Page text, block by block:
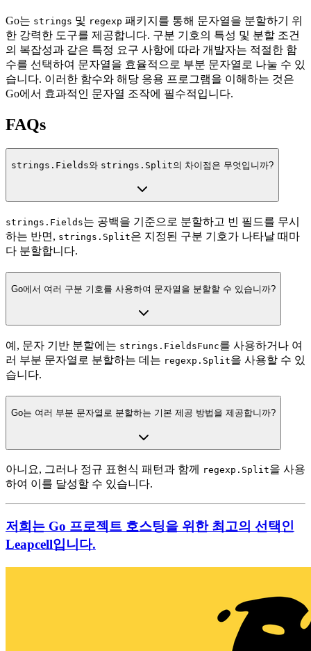
Go는 strings 및 regexp 패키지를 통해 문자열을 분할하기 위
한 강력한 도구를 제공합니다. 구분 기호의 특성 및 분할 조건
의 복잡성과 같은 특정 요구 사항에 따라 개발자는 적절한 함
수를 선택하여 문자열을 효율적으로 부분 문자열로 나눌 수 있
습니다. 이러한 함수와 해당 응용 프로그램을 이해하는 것은
Go에서 효과적인 문자열 조작에 필수적입니다.
FAQs
strings.Fields와 strings.Split의 차이점은 무엇입니까?
strings.Fields는 공백을 기준으로 분할하고 빈 필드를 무시
하는 반면, strings.Split은 지정된 구분 기호가 나타날 때마
다 분할합니다.
Go에서 여러 구분 기호를 사용하여 문자열을 분할할 수 있습니까?
예, 문자 기반 분할에는 strings.FieldsFunc를 사용하거나 여
러 부분 문자열로 분할하는 데는 regexp.Split을 사용할 수 있
습니다.
Go는 여러 부분 문자열로 분할하는 기본 제공 방법을 제공합니까?
아니요, 그러나 정규 표현식 패턴과 함께 regexp.Split을 사용
하여 이를 달성할 수 있습니다.
저희는 Go 프로젝트 호스팅을 위한 최고의 선택인
Leapcell입니다.